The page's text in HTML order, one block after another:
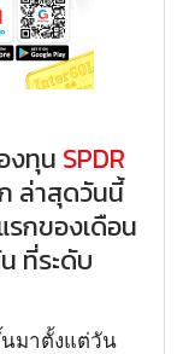
งทุน SPDR
ล่าสุดวันนี้
รกของเดือน
ที่ระดับ
นมาตั้งแต่วัน